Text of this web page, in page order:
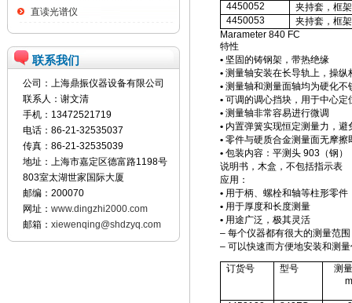
直读光谱仪
联系我们
公司：上海鼎振仪器设备有限公司
联系人：谢文清
手机：13472521719
电话：86-21-32535037
传真：86-21-32535039
地址：上海市嘉定区德富路1198号
803室太湖世家国际大厦
邮编：200070
网址： www.dingzhi2000.com
邮箱： xiewenqing@shdzyq.com
4450052
夹持套，框
4450053
夹持套，框
Marameter 840 FC
特性
• 坚固的铸钢架，带热绝缘
• 测量轴安装在长导轨上，操纵
• 测量轴和测量面轴均为硬化不
• 可调的调心挡块，用于中心定
• 测量轴非常容易进行微调
• 内置弹簧实现恒定测量力，避
• 零件与硬质合金测量面无摩
• 包装内容：平测头903（钢）
说明书，木盒，不包括指示表
应用：
• 用于柄、螺栓和轴等柱形零件
• 用于厚度和长度测量
• 用途广泛，极其灵活
– 每个仪器都有很大的测量范围
– 可以快速而方便地安装和测
订货号
型号
测